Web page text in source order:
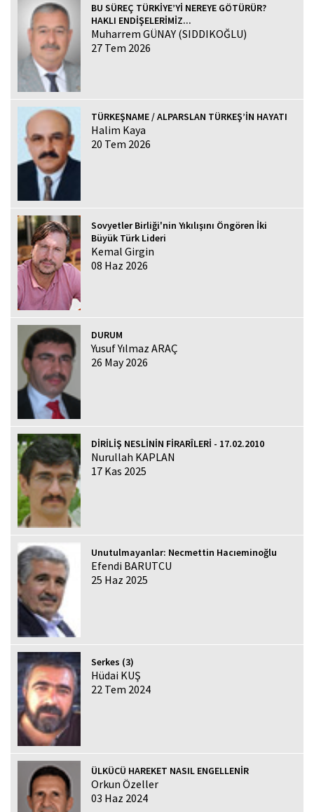
BU SÜREÇ TÜRKİYE’Yİ NEREYE GÖTÜRÜR?
HAKLI ENDİŞELERİMİZ...
Muharrem GÜNAY (SIDDIKOĞLU)
27 Tem 2026
TÜRKEŞNAME / ALPARSLAN TÜRKEŞ’İN HAYATI
Halim Kaya
20 Tem 2026
Sovyetler Birliği'nin Yıkılışını Öngören İki
Büyük Türk Lideri
Kemal Girgin
08 Haz 2026
DURUM
Yusuf Yılmaz ARAÇ
26 May 2026
DİRİLİŞ NESLİNİN FİRARÎLERİ - 17.02.2010
Nurullah KAPLAN
17 Kas 2025
Unutulmayanlar: Necmettin Hacıeminoğlu
Efendi BARUTCU
25 Haz 2025
Serkes (3)
Hüdai KUŞ
22 Tem 2024
ÜLKÜCÜ HAREKET NASIL ENGELLENİR
Orkun Özeller
03 Haz 2024